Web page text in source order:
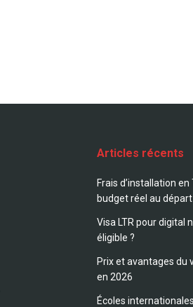
Articles récents
Frais d’installation
budget réel au départ
Visa LTR pour digital
éligible ?
Prix et avantages du
en 2026
Écoles